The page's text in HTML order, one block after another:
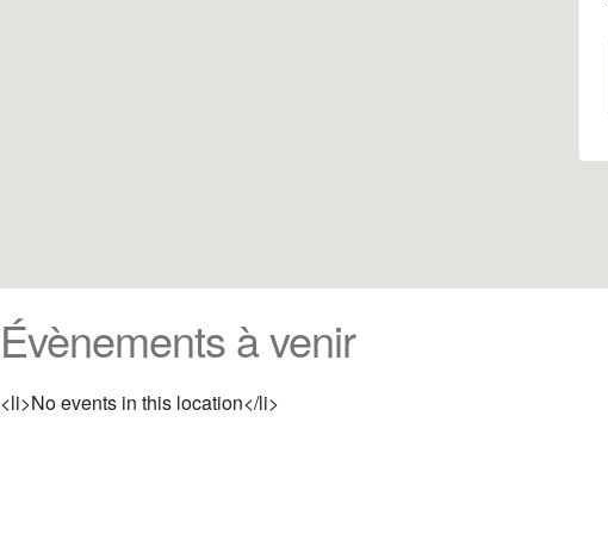
Évènements à venir
<li>No events in this location</li>